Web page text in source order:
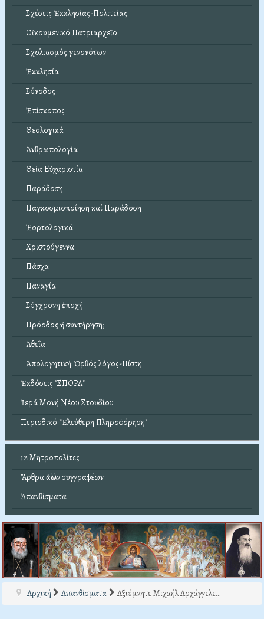
Σχέσεις Ἐκκλησίας-Πολιτείας
Οἰκουμενικό Πατριαρχεῖο
Σχολιασμός γενονότων
Ἐκκλησία
Σύνοδος
Ἐπίσκοπος
Θεολογικά
Ἀνθρωπολογία
Θεία Εὐχαριστία
Παράδοση
Παγκοσμιοποίηση καί Παράδοση
Ἑορτολογικά
Χριστούγεννα
Πάσχα
Παναγία
Σύγχρονη ἐποχή
Πρόοδος ἤ συντήρηση;
Ἀθεΐα
Ἀπολογητική: Ὀρθός λόγος-Πίστη
Ἐκδόσεις "ΣΠΟΡΑ"
Ἱερά Μονή Νέου Στουδίου
Περιοδικό "Ἐλεύθερη Πληροφόρηση"
12 Μητροπολίτες
Ἄρθρα ἄλλων συγγραφέων
Ἀπανθίσματα
Αρχική Απανθίσματα Αξιύμνητε Μιχαήλ Αρχάγγελε...